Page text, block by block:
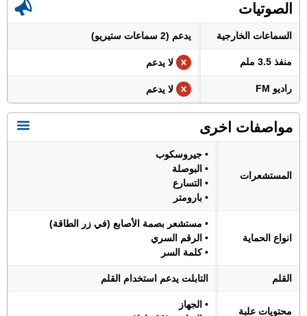
الصوتيات
السماعات الخارجية يدعم (2 سماعات ستيريو)
منفذ 3.5 ملم لا يدعم
راديو FM لا يدعم
مواصفات اخرى
المستشعرات
• جيروسكوب
• البوصلة
• التسارع
• بارومتر
انواع الحماية
• مستشعر بصمة الأصابع (في زر الطاقة)
• الرقم السري
• كلمة السر
القلم التابلت يدعم استخدام القلم
محتويات علبة
• الجهاز